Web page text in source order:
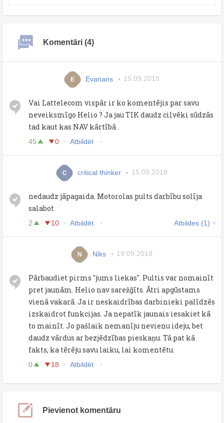
Komentāri (4)
E Evanans 15.09.2018
Vai Lattelecom vispār ir ko komentējis par savu
neveiksmīgo Helio ? Ja jau TIK daudz cilvēki sūdzās
tad kaut kas NAV kārtībā .
45 0 Atbildēt
C critical thinker 15.09.2018
nedaudz jāpagaida. Motorolas pults darbību solīja
salabot
2 10 Atbildēt Atbildes (1)
N Niks 19.09.2018
Pārbaudiet pirms "jums liekas". Pultis var nomainīt
pret jaunām. Helio nav sarežğīts. Ātri apgūstams
vienā vakarā. Ja ir neskaidrības darbinieki palīdzēs
izskaidrot funkcijas. Ja nepatīk jaunais iesakiet kā
to mainīt. Jo pašlaik nemanīju nevienu ideju, bet
daudz vārdus ar bezjēdzības pieskaņu. Tā pat kā
fakts, ka tērēju savu laiku, lai komentētu.
0 18 Atbildēt
Pievienot komentāru